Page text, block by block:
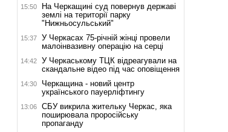
15:50
На Черкащині суд повернув державі
землі на території парку
"Нижньосульський"
15:37
У Черкасах 75-річній жінці провели
малоінвазивну операцію на серці
14:42
У Черкаському ТЦК відреагували на
скандальне відео під час оповіщення
14:30
Черкащина - новий центр
українського пауерліфтингу
13:06
СБУ викрила жительку Черкас, яка
поширювала проросійську
пропаганду